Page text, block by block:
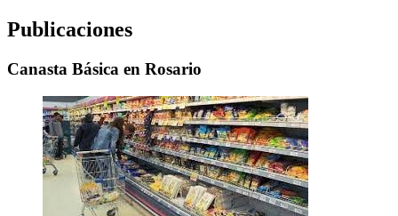
Publicaciones
Canasta Básica en Rosario